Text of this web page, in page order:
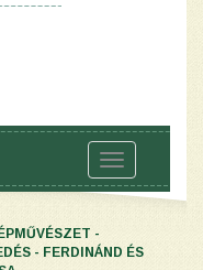
Toggle
navigation
-
- FERDINÁND ÉS